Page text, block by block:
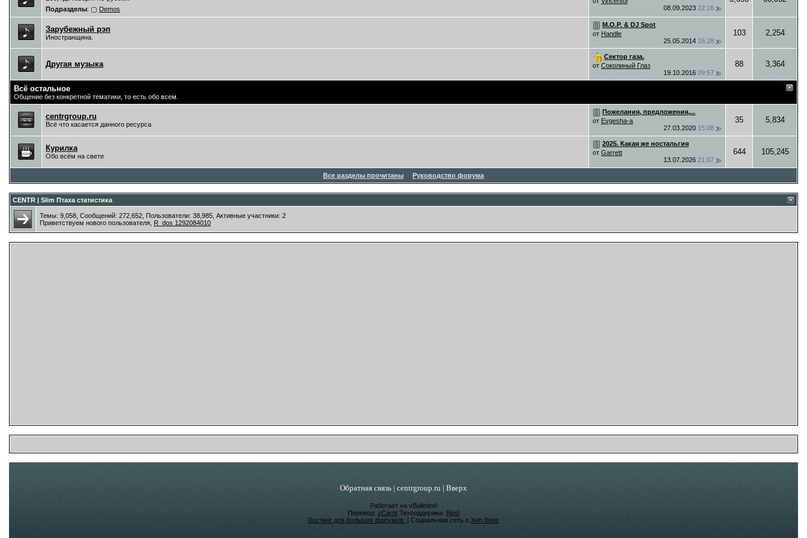
Подразделы: Demos
08.09.2023 22:16
Зарубежный рэп
Иностранщина.
M.O.P. & DJ Spot
от Handle
25.05.2014 15:28
103 2,254
Другая музыка
Сектор газа.
от Соколиный Глаз
19.10.2016 09:57
88 3,364
Всё остальное
Общение без конкретной тематики, то есть обо всем.
centrgroup.ru
Всё что касается данного ресурса
Пожелания, предложения,...
от Evgesha-a
27.03.2020 15:08
35 5,834
Курилка
Обо всём на свете
2025. Какая же ностальгия
от Garrett
13.07.2026 21:07
644 105,245
Все разделы прочитаны Руководство форума
CENTR | Slim Птаха статистика
Темы: 9,058, Сообщений: 272,652, Пользователи: 38,985, Активные участники: 2
Приветствуем нового пользователя, R_dos 1292084010
Обратная связь | centrgroup.ru | Вверх
Работает на vBulletin®
Перевод: zCarot Техподдержка: Rpsl
Хостинг для больших форумов.
| Социальная сеть о Хип Хопе